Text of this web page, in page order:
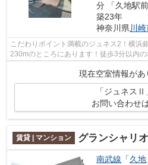
分 「久地駅
築23年
神奈川県 川
こだわりポイント満載のジュネス2！横浜
230mのところにあります！徒歩3分以内
現在空室情報があ
「ジュネスⅡ
お問い合わせ
賃貸 | マンション グランシャリ
南武線 「久地